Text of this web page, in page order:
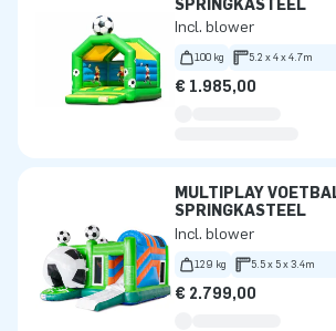
SPRINGKASTEEL
Incl. blower
100 kg 5.2 x 4 x 4.7m
€ 1.985,00
MULTIPLAY
SPRINGKASTEEL
Incl. blower
129 kg 5.5 x 5 x 3.4m
€ 2.799,00